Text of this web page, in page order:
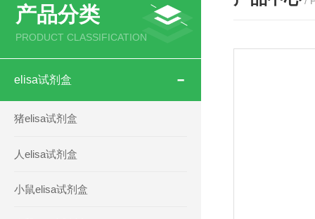
产品分类
PRODUCT CLASSIFICATION
elisa试剂盒
猪elisa试剂盒
人elisa试剂盒
小鼠elisa试剂盒